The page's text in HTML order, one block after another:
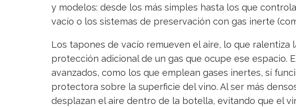
y modelos: desde los más simples hasta los que
vacío o los sistemas de preservación con gas inerte
Los tapones de vacío remueven el aire, lo que ralentiza
protección adicional de un gas que ocupe ese espacio.
avanzados, como los que emplean gases inertes, sí
protectora sobre la superficie del vino. Al ser más
desplazan el aire dentro de la botella, evitando que el